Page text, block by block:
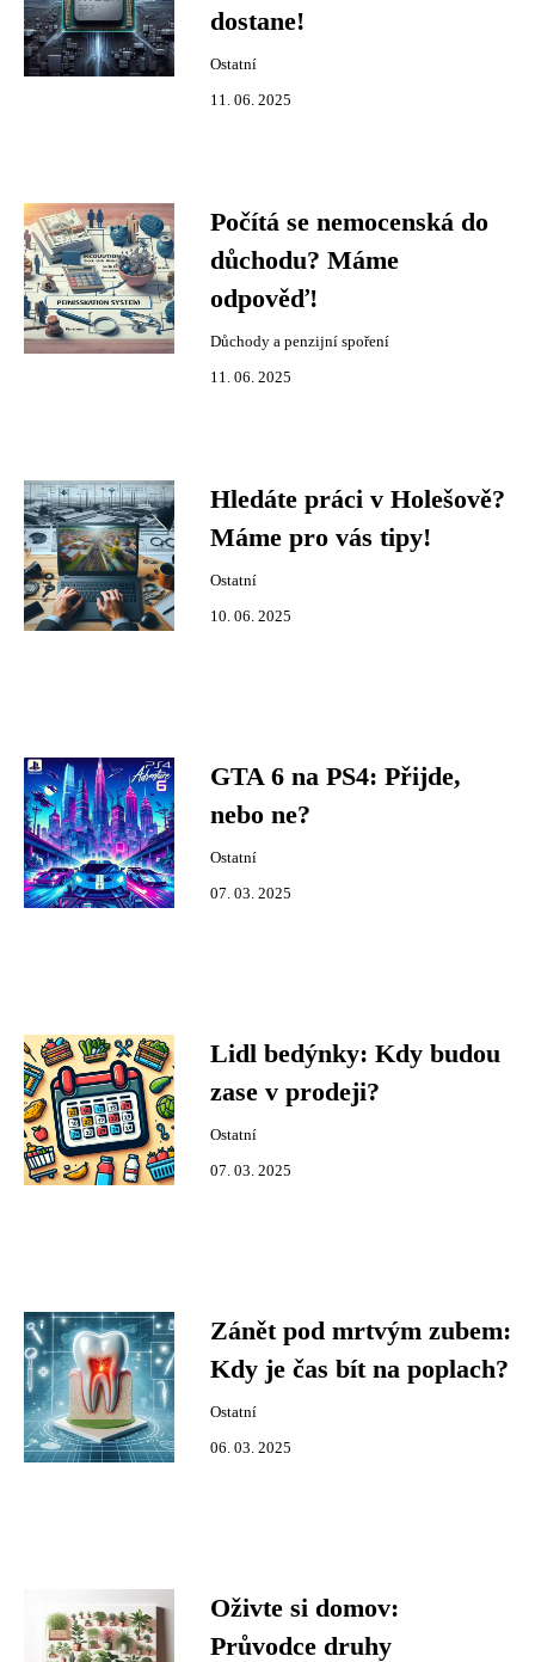
dostane!
Ostatní
11. 06. 2025
Počítá se nemocenská do
důchodu? Máme
odpověď!
Důchody a penzijní spoření
11. 06. 2025
Hledáte práci v Holešově?
Máme pro vás tipy!
Ostatní
10. 06. 2025
GTA 6 na PS4: Přijde,
nebo ne?
Ostatní
07. 03. 2025
Lidl bedýnky: Kdy budou
zase v prodeji?
Ostatní
07. 03. 2025
Zánět pod mrtvým zubem:
Kdy je čas bít na poplach?
Ostatní
06. 03. 2025
Oživte si domov:
Průvodce druhy